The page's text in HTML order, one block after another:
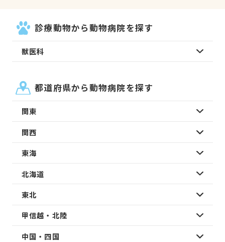
診療動物から動物病院を探す
獣医科
都道府県から動物病院を探す
関東
関西
東海
北海道
東北
甲信越・北陸
中国・四国